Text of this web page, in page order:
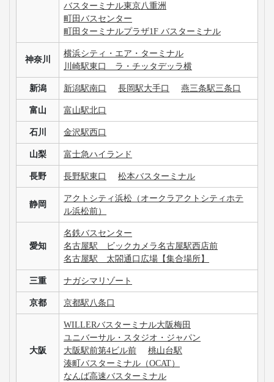
バスターミナル東京八重洲
町田バスセンター
町田ターミナルプラザ1F バスターミナル
神奈川
横浜シティ・エア・ターミナル
川崎駅東口 ラ・チッタデッラ横
新潟 新潟駅南口 長岡駅大手口 燕三条駅三条口
富山 富山駅北口
石川 金沢駅西口
山梨 富士急ハイランド
長野 長野駅東口 松本バスターミナル
静岡
アクトシティ浜松（オークラアクトシティホテ
ル浜松前）
愛知
名鉄バスセンター
名古屋駅 ビックカメラ名古屋駅西店前
名古屋駅 太閤通口広場【集合場所】
三重 ナガシマリゾート
京都 京都駅八条口
大阪
WILLERバスターミナル大阪梅田
ユニバーサル・スタジオ・ジャパン
大阪駅前第4ビル前
桃山台駅
湊町バスターミナル（OCAT）
なんば高速バスターミナル